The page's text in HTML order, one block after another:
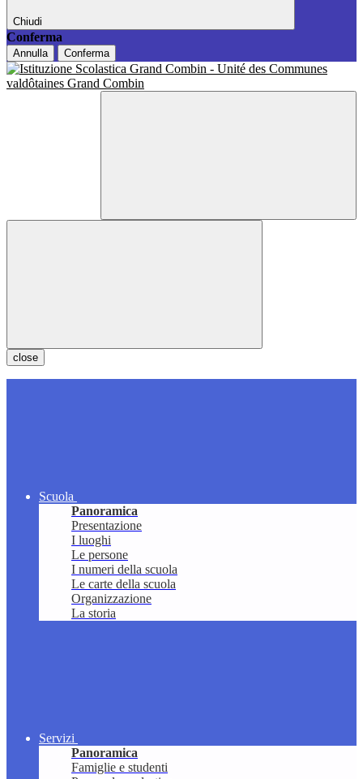
Chiudi
Conferma
Annulla Conferma
close
Scuola
Panoramica
Presentazione
I luoghi
Le persone
I numeri della scuola
Le carte della scuola
Organizzazione
La storia
Servizi
Panoramica
Famiglie e studenti